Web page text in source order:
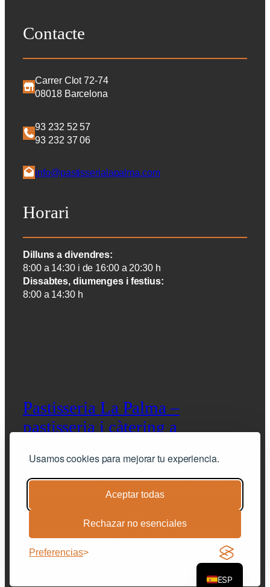
Usamos cookies para mejorar tu experiencia.
Aceptar todas
Rechazar no esenciales
Preferencias
Contacte
Carrer Clot 72-74
08018 Barcelona
93 232 52 57
93 232 37 06
info@pastisserialapalma.com
Horari
Dilluns a divendres:
8:00 a 14:30 i de 16:00 a 20:30 h
Dissabtes, diumenges i festius:
8:00 a 14:30 h
Pastisseria La Palma –
pastisseria i càtering a
pastisseria artesana i càtering de qualitat
© Pastisseria La Palma. Pastisseria artesana i Caterings –
Barcelona |
Avis legal
condicions
generals de venda
ESP